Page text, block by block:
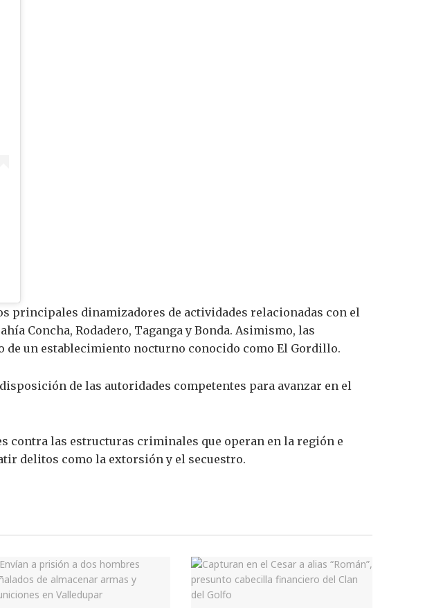
principales dinamizadores de actividades relacionadas con el
Concha, Rodadero, Taganga y Bonda. Asimismo, las
un establecimiento nocturno conocido como El Gordillo.
de las autoridades competentes para avanzar en el
contra las estructuras criminales que operan en la región e
delitos como la extorsión y el secuestro.